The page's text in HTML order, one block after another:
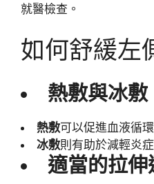
就醫檢查。
如何舒緩左
熱敷與冰敷
熱敷可以促進血液循
冰敷則有助於減輕炎
適當的拉伸